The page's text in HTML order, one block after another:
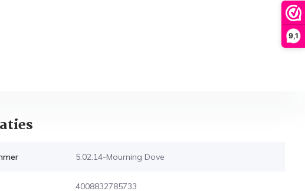
9,1
5.02.14-Mourning Dove
4008832785733